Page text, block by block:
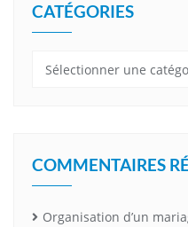
CATÉGORIES
Catégories
COMMENTAIRES
Organisation d’un